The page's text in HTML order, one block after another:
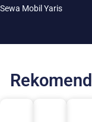
Sewa Mobil Yaris